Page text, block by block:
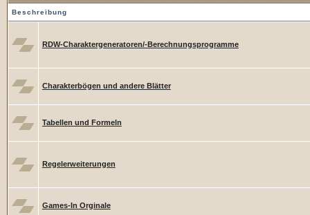
Beschreibung
RDW-Charaktergeneratoren/-Berechnungsprogramme
Charakterbögen und andere Blätter
Tabellen und Formeln
Regelerweiterungen
Games-In Orginale